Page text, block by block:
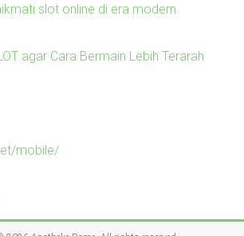
slot online di era modern
agar Cara Bermain Lebih Terarah
mobile/